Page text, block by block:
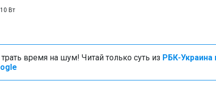
Вт
время на шум! Читай только суть из РБК-Украина